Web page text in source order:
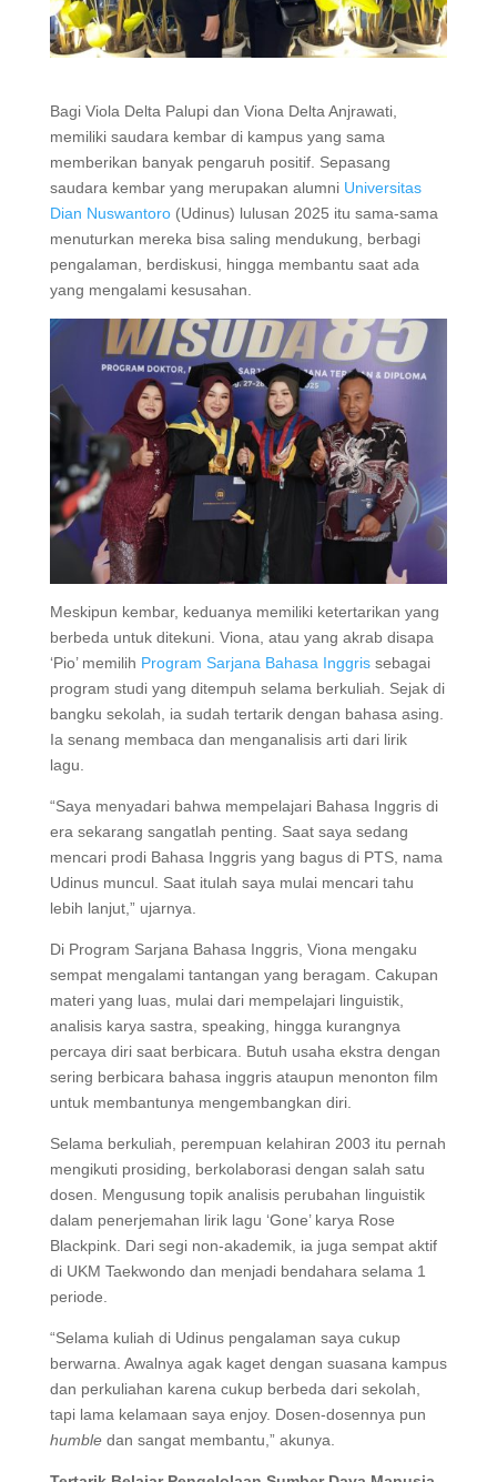
Bagi Viola Delta Palupi dan Viona Delta Anjrawati,
memiliki saudara kembar di kampus yang sama
memberikan banyak pengaruh positif. Sepasang
saudara kembar yang merupakan alumni Universitas
Dian Nuswantoro(Udinus) lulusan 2025 itu sama-sama
menuturkan mereka bisa saling mendukung, berbagi
pengalaman, berdiskusi, hingga membantu saat ada
yang mengalami kesusahan.
Meskipun kembar, keduanya memiliki ketertarikan yang
berbeda untuk ditekuni. Viona, atau yang akrab disapa
‘Pio’ memilih Program Sarjana Bahasa Inggrissebagai
program studi yang ditempuh selama berkuliah. Sejak di
bangku sekolah, ia sudah tertarik dengan bahasa asing.
Ia senang membaca dan menganalisis arti dari lirik
lagu.
“Saya menyadari bahwa mempelajari Bahasa Inggris di
era sekarang sangatlah penting. Saat saya sedang
mencari prodi Bahasa Inggris yang bagus di PTS, nama
Udinus muncul. Saat itulah saya mulai mencari tahu
lebih lanjut,” ujarnya.
Di Program Sarjana Bahasa Inggris, Viona mengaku
sempat mengalami tantangan yang beragam. Cakupan
materi yang luas, mulai dari mempelajari linguistik,
analisis karya sastra, speaking, hingga kurangnya
percaya diri saat berbicara. Butuh usaha ekstra dengan
sering berbicara bahasa inggris ataupun menonton film
untuk membantunya mengembangkan diri.
Selama berkuliah, perempuan kelahiran 2003 itu pernah
mengikuti prosiding, berkolaborasi dengan salah satu
dosen. Mengusung topik analisis perubahan linguistik
dalam penerjemahan lirik lagu ‘Gone’ karya Rose
Blackpink. Dari segi non-akademik, ia juga sempat aktif
di UKM Taekwondo dan menjadi bendahara selama 1
periode.
“Selama kuliah di Udinus pengalaman saya cukup
berwarna. Awalnya agak kaget dengan suasana kampus
dan perkuliahan karena cukup berbeda dari sekolah,
tapi lama kelamaan saya enjoy. Dosen-dosennya pun
humble dan sangat membantu,” akunya.